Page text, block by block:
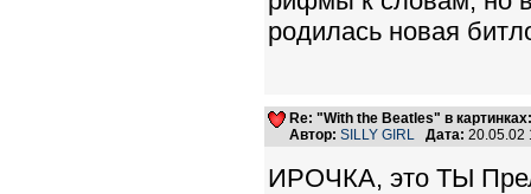
родилась новая
Re: "With the Beatles" в
Автор: SILLY GIRL Дата:
ИРОЧКА, это ТЫ